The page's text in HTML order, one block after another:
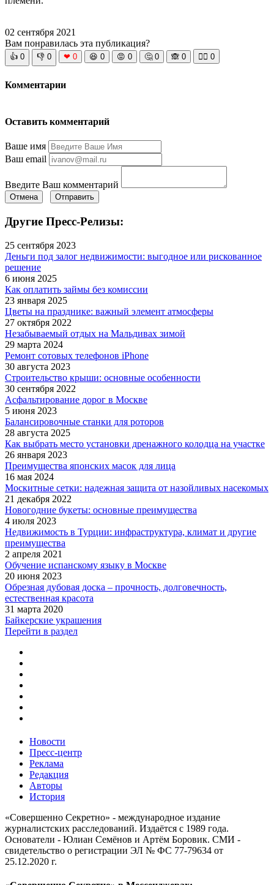
02 сентября 2021
Вам понравилась эта публикация?
👍 0 👎 0 ❤ 0 😆 0 😡 0 🤔 0 🙈 0 🧘‍♀️ 0
Комментарии
Оставить комментарий
Ваше имя
Ваш email
Введите Ваш комментарий
Отмена Отправить
Другие Пресс-Релизы:
25 сентября 2023
Деньги под залог недвижимости: выгодное или рискованное
решение
6 июня 2025
Как оплатить займы без комиссии
23 января 2025
Цветы на празднике: важный элемент атмосферы
27 октября 2022
Незабываемый отдых на Мальдивах зимой
29 марта 2024
Ремонт сотовых телефонов iPhone
30 августа 2023
Строительство крыши: основные особенности
30 сентября 2022
Асфальтирование дорог в Москве
5 июня 2023
Балансировочные станки для роторов
28 августа 2025
Как выбрать место установки дренажного колодца на участке
26 января 2023
Преимущества японских масок для лица
16 мая 2024
Москитные сетки: надежная защита от назойливых насекомых
21 декабря 2022
Новогодние букеты: основные преимущества
4 июля 2023
Недвижимость в Турции: инфраструктура, климат и другие
преимущества
2 апреля 2021
Обучение испанскому языку в Москве
20 июня 2023
Обрезная дубовая доска – прочность, долговечность,
естественная красота
31 марта 2020
Байкерские украшения
Перейти в раздел
Новости
Пресс-центр
Реклама
Редакция
Авторы
История
«Совершенно Секретно» - международное издание
журналистских расследований. Издаётся с 1989 года.
Основатели - Юлиан Семёнов и Артём Боровик. CМИ -
свидетельство о регистрации ЭЛ № ФС 77-79634 от
25.12.2020 г.